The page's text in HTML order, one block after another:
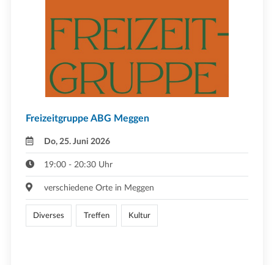
Freizeitgruppe ABG Meggen
Do, 25. Juni 2026
19:00 - 20:30 Uhr
verschiedene Orte in Meggen
Diverses Treffen Kultur